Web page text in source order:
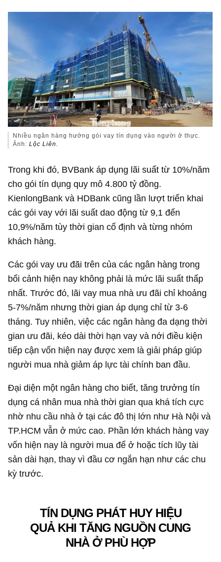
Nhiều ngân hàng hướng gói vay tín dụng vào người ở thực.
Ảnh:Lộc Liên.
Trong khi đó, BVBank áp dụng lãi suất từ 10%/năm
cho gói tín dụng quy mô4.800 tỷ đồng.
KienlongBank và HDBank cũng lần lượt triển khai
các gói vay với lãi suất dao động từ 9,1 đến
10,9%/năm tùy thời gian cố định và từng nhóm
khách hàng.
Các gói vay ưu đãi trên của các ngân hàng trong
bối cảnh hiện nay không phải là mức lãi suất thấp
nhất. Trước đó, lãi vay mua nhà ưu đãi chỉ khoảng
5-7%/năm nhưng thời gian áp dụng chỉ từ 3-6
tháng. Tuy nhiên, việc các ngân hàng đa dạng thời
gian ưu đãi, kéo dài thời hạn vay và nới điều kiện
tiếp cận vốn hiện nay được xem là giải pháp giúp
người mua nhà giảm áp lực tài chính ban đầu.
Đại diện một ngân hàng cho biết, tăng trưởng tín
dụng cá nhân mua nhà thời gian qua khá tích cực
nhờ nhu cầu nhà ở tại các đô thị lớn như Hà Nội và
TP.HCM vẫn ở mức cao. Phần lớn khách hàng vay
vốn hiện nay là người mua để ở hoặc tích lũy tài
sản dài hạn, thay vì đầu cơ ngắn hạn như các chu
kỳ trước.
TÍN DỤNG PHÁT HUY HIỆU
QUẢ KHI TĂNG NGUỒN CUNG
NHÀ Ở PHÙ HỢP